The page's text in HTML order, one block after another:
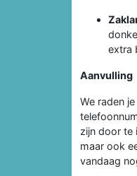
extra
Aanvulling
We raden
zijn door te
maar ook
vandaag